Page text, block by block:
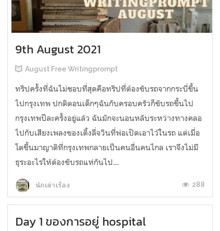
9th August 2021
August Free Writingprompt
ทริปครั้งที่ฉันไม่ชอบที่สุดคือทริปที่ต้องขับรถจากกระบี่ขึ้น
ไปกรุงเทพ ปกติตอนเด็กๆฉันกับครอบครัวก็ขับรถขึ้นไป
กรุงเทพปีละครั้งอยู่แล้ว ฉันมักจะนอนหลับระหว่างทางคลอ
ไปกับเสียงเพลงของเติ้งลี่จวินที่พ่อเปิดเอาไว้ในรถ แต่เมื่อ
โตขึ้นมาญาติที่กรุงเทพกลายเป็นคนอื่นคนไกล เราจึงไม่มี
ธุระอะไรให้ต้องขับรถแห่กันไป...
นักเล่าเรื่อง 288
Day 1 ของการอยู่ hospital